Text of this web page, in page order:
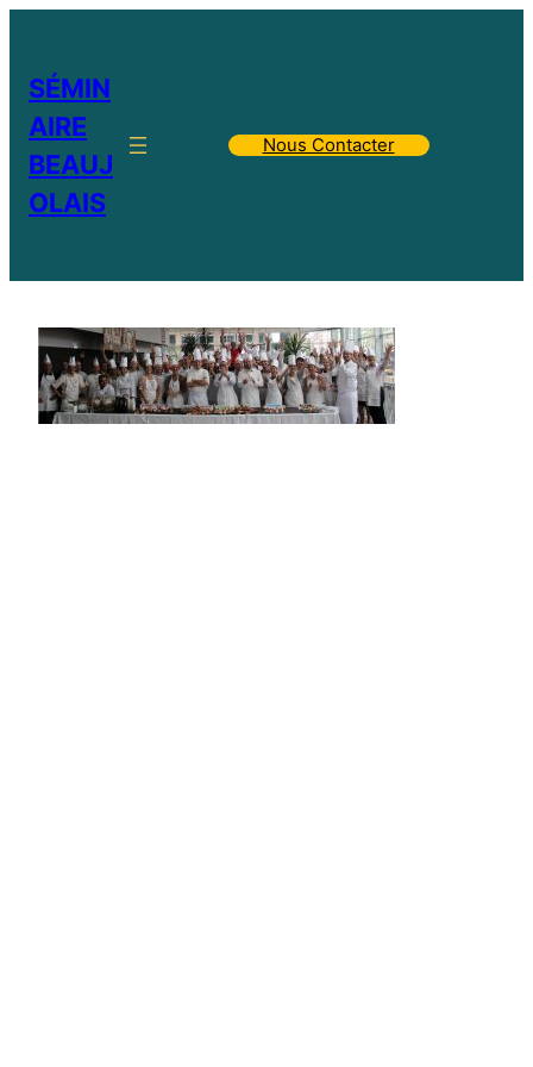
SÉMIN
AIRE
BEAUJ
OLAIS
Nous Contacter